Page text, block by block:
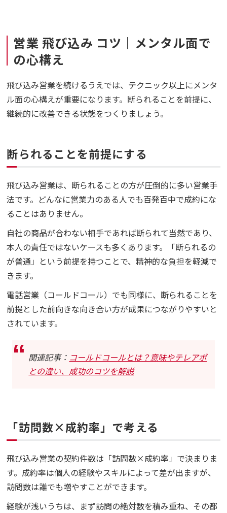
営業 飛び込み コツ｜メンタル面で
の心構え
飛び込み営業を続けるうえでは、テクニック以上にメンタ
ル面の心構えが重要になります。断られることを前提に、
継続的に改善できる状態をつくりましょう。
断られることを前提にする
飛び込み営業は、断られることの方が圧倒的に多い営業手
法です。どんなに営業力のある人でも百発百中で成約にな
ることはありません。
自社の商品が合わない相手であれば断られて当然であり、
本人の責任ではないケースも多くあります。「断られるの
が普通」という前提を持つことで、精神的な負担を軽減で
きます。
電話営業（コールドコール）でも同様に、断られることを
前提とした前向きな向き合い方が成果につながりやすいと
されています。
関連記事： コールドコールとは？意味やテレアポ
との違い、成功のコツを解説
「訪問数×成約率」で考える
飛び込み営業の契約件数は「訪問数×成約率」で決まりま
す。成約率は個人の経験やスキルによって差が出ますが、
訪問数は誰でも増やすことができます。
経験が浅いうちは、まず訪問の絶対数を積み重ね、その都